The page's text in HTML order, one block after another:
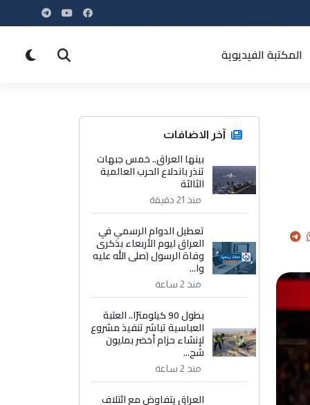
المكتبة الفيديوية
آخر الاضافات
بينها العراق.. خمس جبهات
تنذر باندلاع الحرب العالمية
الثالثة
منذ 21 دقيقة
تعطيل الدوام الرسمي في
العراق ليوم الأربعاء بذكرى
وفاة الرسول (صلى الله عليه
وا...
منذ 2 ساعة
بطول 90 كيلومترًا.. العتبة
العباسية تباشر تنفيذ مشروع
لإنشاء حزام أخضر بمليون
شج...
منذ 2 ساعة
العراق يتفاوض مع ائتلاف